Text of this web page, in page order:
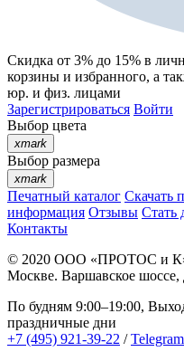
Скидка от 3% до 15% в
корзины и избранного, а
юр. и физ. лицами
Зарегистрироваться Войти
Выбор цвета
xmark
Выбор размера
xmark
Печатный каталог Скачать
информация Отзывы Стать
Контакты
© 2020 ООО «ПРОТОС и
Москве. Варшавское шоссе,
По будням 9:00–19:00,
праздничные дни
+7 (495) 921-39-22 /Telegram